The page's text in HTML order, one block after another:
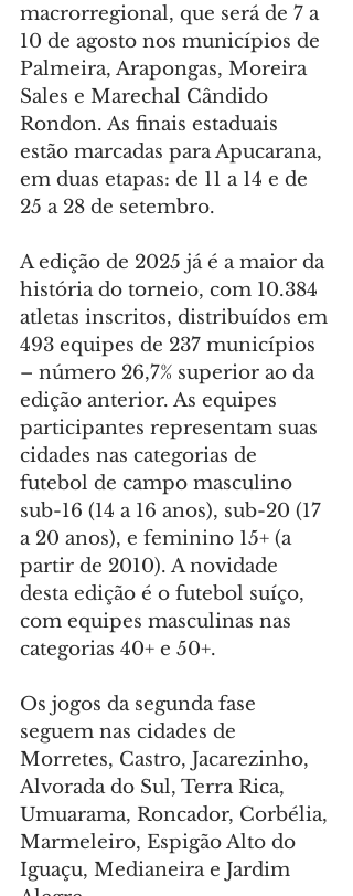
macrorregional, que será de 7 a
10 de agosto nos municípios de
Palmeira, Arapongas, Moreira
Sales e Marechal Cândido
Rondon. As finais estaduais
estão marcadas para Apucarana,
em duas etapas: de 11 a 14 e de
25 a 28 de setembro.
A edição de 2025 já é a maior da
história do torneio, com 10.384
atletas inscritos, distribuídos em
493 equipes de 237 municípios
– número 26,7% superior ao da
edição anterior. As equipes
participantes representam suas
cidades nas categorias de
futebol de campo masculino
sub-16 (14 a 16 anos), sub-20 (17
a 20 anos), e feminino 15+ (a
partir de 2010). A novidade
desta edição é o futebol suíço,
com equipes masculinas nas
categorias 40+ e 50+.
Os jogos da segunda fase
seguem nas cidades de
Morretes, Castro, Jacarezinho,
Alvorada do Sul, Terra Rica,
Umuarama, Roncador, Corbélia,
Marmeleiro, Espigão Alto do
Iguaçu, Medianeira e Jardim